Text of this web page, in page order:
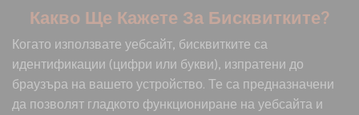
Какво Ще Кажете За Бисквитките?
Когато използвате уебсайт, бисквитките са
идентификации (цифри или букви), изпратени до
браузъра на вашето устройство. Те са предназначени
да позволят гладкото функциониране на уебсайта и